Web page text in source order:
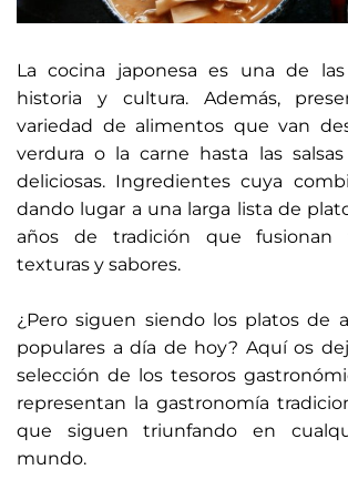
La cocina japonesa es una de
historia y cultura. Además,
variedad de alimentos que van
verdura o la carne hasta las
deliciosas. Ingredientes cuya
dando lugar a una larga lista de
años de tradición que
texturas y sabores.
¿Pero siguen siendo los platos de
populares a día de hoy? Aquí os
selección de los tesoros
representan la gastronomía
que siguen triunfando en
mundo.